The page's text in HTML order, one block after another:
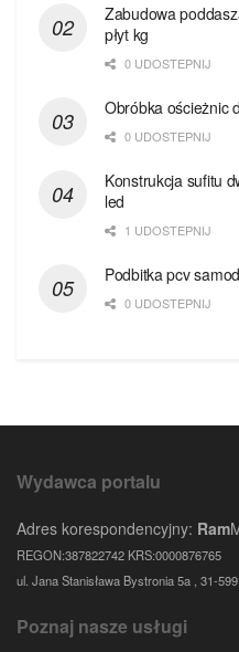
Zabudowa
płyt kg
0 UDOSTEPNIJ
Obróbka ościeżnic
0 UDOSTEPNIJ
Konstrukcja sufitu
led
1 UDOSTEPNIJ
Podbitka pcv
0 UDOSTEPNIJ
Wydawca portalu
Adres korespondencyjny: Ram
REGON:387822742 KRS:0000876765
ul. Jana Stanisława Bystronia 5a , 31-
Poznaj nasze usługi